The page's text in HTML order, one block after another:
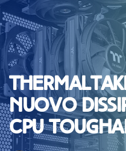
nuovo
CPU